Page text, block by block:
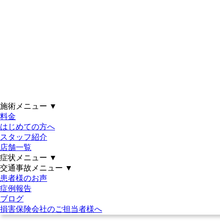
施術メニュー ▼
料金
はじめての方へ
スタッフ紹介
店舗一覧
症状メニュー ▼
交通事故メニュー ▼
患者様のお声
症例報告
ブログ
損害保険会社のご担当者様へ
ループ
9:30～12:30
15:00～21:00
※年中無休で営業